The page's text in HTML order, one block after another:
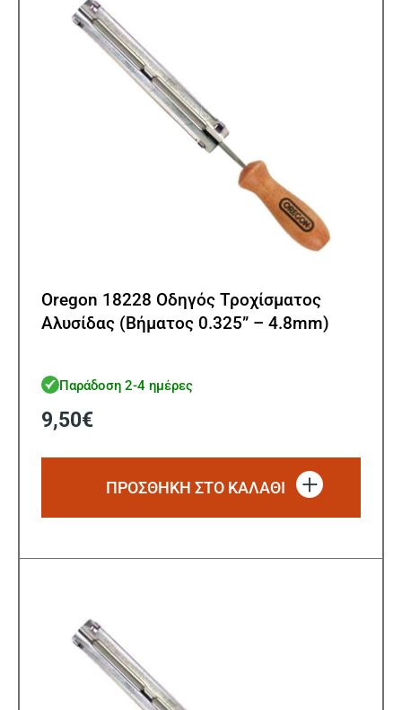
Oregon 18228 Οδηγός Τροχίσματος
Αλυσίδας (Βήματος 0.325” – 4.8mm)
Παράδοση 2-4 ημέρες
9,50€
ΠΡΟΣΘΗΚΗ ΣΤΟ ΚΑΛΑΘΙ